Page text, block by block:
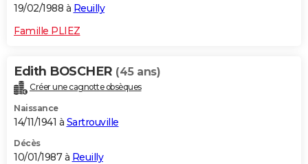
19/02/1988 à Reuilly
Famille PLIEZ
Edith BOSCHER (45 ans)
Créer une cagnotte obsèques
Naissance
14/11/1941 à Sartrouville
Décès
10/01/1987 à Reuilly